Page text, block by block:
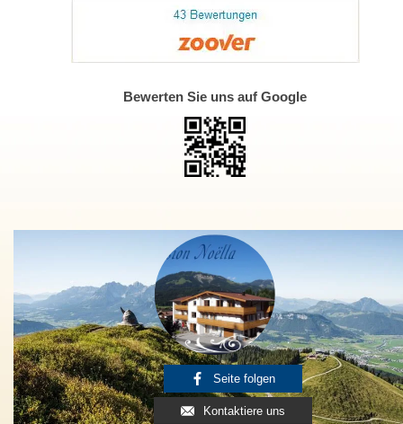
Bewerten Sie uns auf Google
Seite folgen
Kontaktiere uns